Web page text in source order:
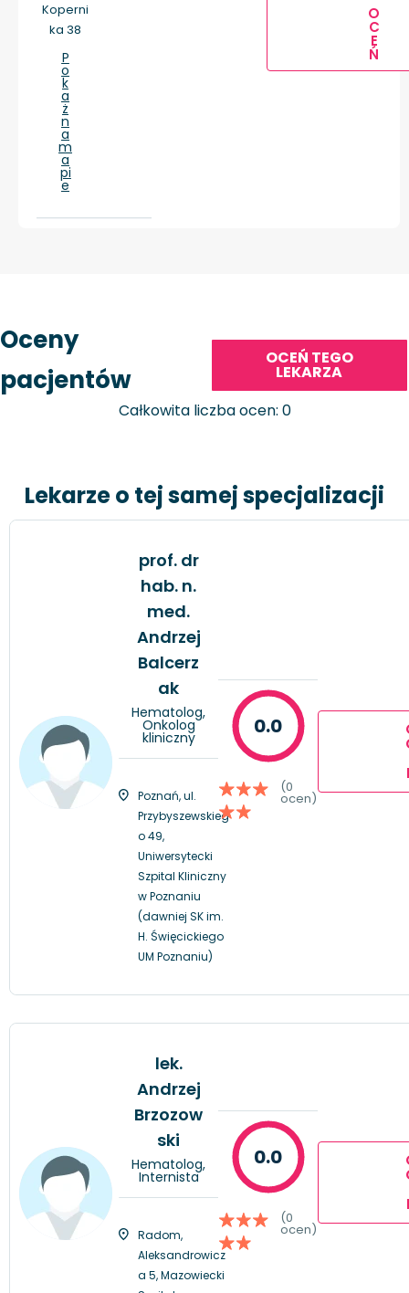
Koperni
ka 38
P
o
k
a
ż
n
a
m
a
pi
e
O
C
E
Ń
Oceny
pacjentów
OCEŃ TEGO
LEKARZA
Całkowita liczba ocen: 0
Lekarze o tej samej specjalizacji
prof. dr
hab. n.
med.
Andrzej
Balcerz
ak
Hematolog,
Onkolog
kliniczny
Poznań, ul.
Przybyszewskieg
o 49,
Uniwersytecki
Szpital Kliniczny
w Poznaniu
(dawniej SK im.
H. Święcickiego
UM Poznaniu)
0.0
(0
ocen)
lek.
Andrzej
Brzozow
ski
Hematolog,
Internista
Radom,
Aleksandrowicz
a 5, Mazowiecki
0.0
(0
ocen)